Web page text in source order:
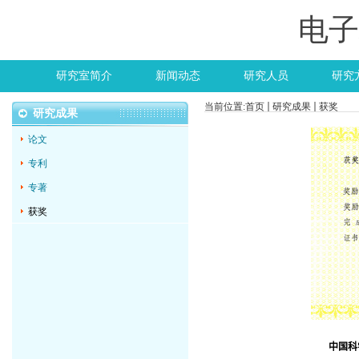
电
研究室简介 新闻动态 研究人员 研究
研究成果
论文
专利
专著
获奖
当前位置:首页 研究成果 获奖
中国